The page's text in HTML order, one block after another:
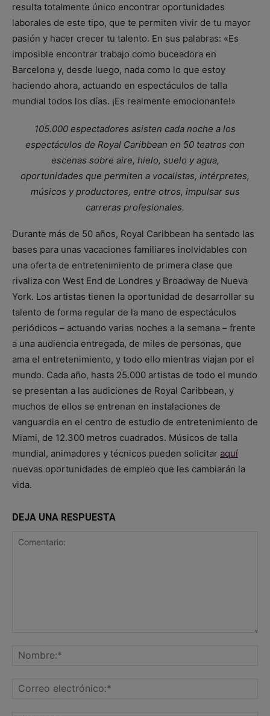
resulta totalmente único encontrar oportunidades
laborales de este tipo, que te permiten vivir de tu mayor
pasión y hacer crecer tu talento. En sus palabras: «Es
imposible encontrar trabajo como buceadora en
Barcelona y, desde luego, nada como lo que estoy
haciendo ahora, actuando en espectáculos de talla
mundial todos los días. ¡Es realmente emocionante!»
105.000 espectadores asisten cada noche a los
espectáculos de Royal Caribbean en 50 teatros con
escenas sobre aire, hielo, suelo y agua,
oportunidades que permiten a vocalistas, intérpretes,
músicos y productores, entre otros, impulsar sus
carreras profesionales.
Durante más de 50 años, Royal Caribbean ha sentado las
bases para unas vacaciones familiares inolvidables con
una oferta de entretenimiento de primera clase que
rivaliza con West End de Londres y Broadway de Nueva
York. Los artistas tienen la oportunidad de desarrollar su
talento de forma regular de la mano de espectáculos
periódicos – actuando varias noches a la semana – frente
a una audiencia entregada, de miles de personas, que
ama el entretenimiento, y todo ello mientras viajan por el
mundo. Cada año, hasta 25.000 artistas de todo el mundo
se presentan a las audiciones de Royal Caribbean, y
muchos de ellos se entrenan en instalaciones de
vanguardia en el centro de estudio de entretenimiento de
Miami, de 12.300 metros cuadrados. Músicos de talla
mundial, animadores y técnicos pueden solicitar aquí
nuevas oportunidades de empleo que les cambiarán la
vida.
DEJA UNA RESPUESTA